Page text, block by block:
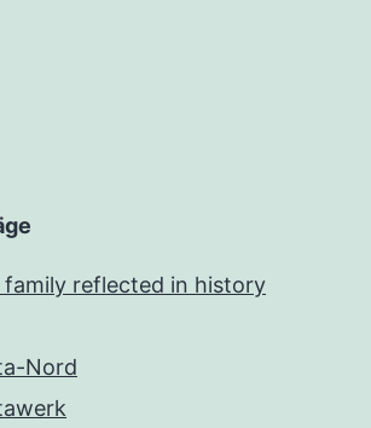
family reflected in history
Nord